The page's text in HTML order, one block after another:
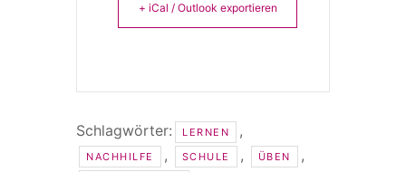
+ iCal / Outlook exportieren
Schlagwörter: LERNEN ,
NACHHILFE , SCHULE , ÜBEN ,